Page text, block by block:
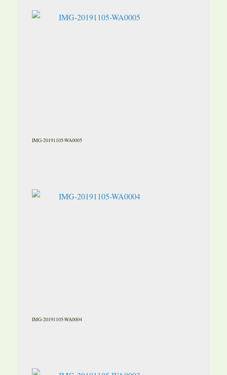
IMG-20191105-WA0005
IMG-20191105-WA0004